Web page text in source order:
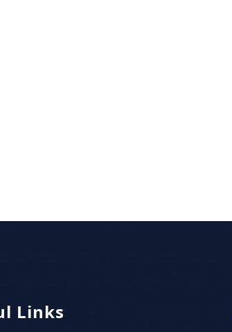
Links